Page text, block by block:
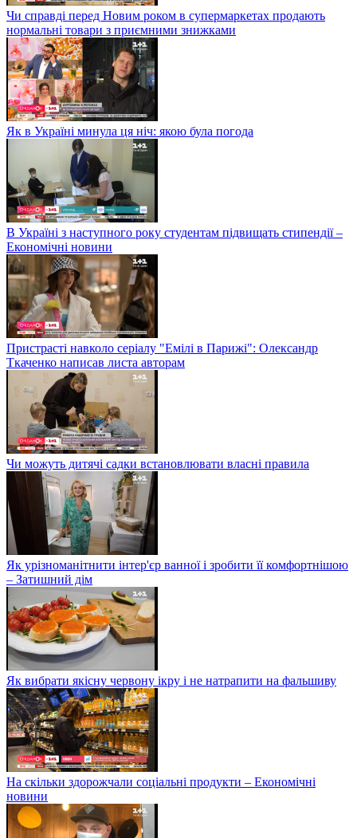
Чи справді перед Новим роком в супермаркетах продають
нормальні товари з приємними знижками
Як в Україні минула ця ніч: якою була погода
В Україні з наступного року студентам підвищать стипендії –
Економічні новини
Пристрасті навколо серіалу "Емілі в Парижі": Олександр
Ткаченко написав листа авторам
Чи можуть дитячі садки встановлювати власні правила
Як урізноманітнити інтер'єр ванної і зробити її комфортнішою
– Затишний дім
Як вибрати якісну червону ікру і не натрапити на фальшиву
На скільки здорожчали соціальні продукти – Економічні
новини